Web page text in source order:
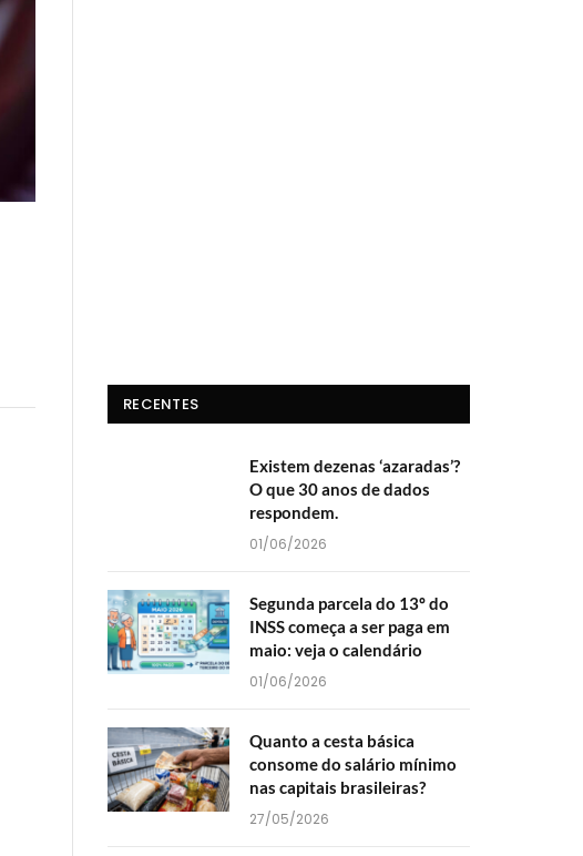
RECENTES
Existem dezenas ‘azaradas’?
O que 30 anos de dados
respondem.
01/06/2026
Segunda parcela do 13º do
INSS começa a ser paga em
maio: veja o calendário
01/06/2026
Quanto a cesta básica
consome do salário mínimo
nas capitais brasileiras?
27/05/2026